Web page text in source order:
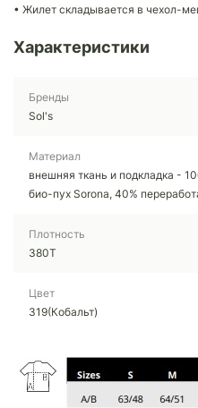
• Жилет складывается в чехол-
Характеристики
Бренды
Sol's
Материал
внешняя ткань и подкладка -
био-пух Sorona, 40%
Плотность
380Т
Цвет
319(Кобальт)